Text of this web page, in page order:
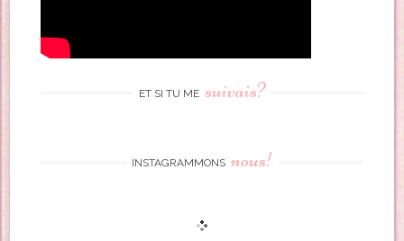
ET SI TU ME suivais?
INSTAGRAMMONS nous!